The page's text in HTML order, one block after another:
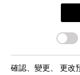
確認、變更、 更改